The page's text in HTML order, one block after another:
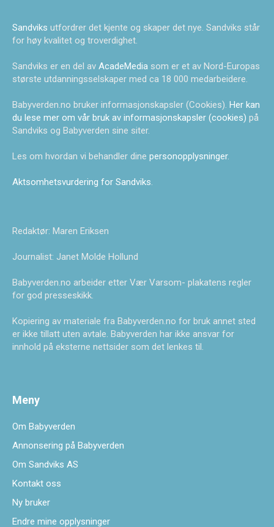
Sandviks utfordrer det kjente og skaper det nye. Sandviks står
for høy kvalitet og troverdighet.
Sandviks er en del av AcadeMedia som er et av Nord-Europas
største utdanningsselskaper med ca 18 000 medarbeidere.
Babyverden.no bruker informasjonskapsler (Cookies). Her kan
du lese mer om vår bruk av informasjonskapsler (cookies) på
Sandviks og Babyverden sine siter.
Les om hvordan vi behandler dine personopplysninger.
Aktsomhetsvurdering for Sandviks.
Redaktør: Maren Eriksen
Journalist: Janet Molde Hollund
Babyverden.no arbeider etter Vær Varsom- plakatens regler
for god presseskikk.
Kopiering av materiale fra Babyverden.no for bruk annet sted
er ikke tillatt uten avtale. Babyverden har ikke ansvar for
innhold på eksterne nettsider som det lenkes til.
Meny
Om Babyverden
Annonsering på Babyverden
Om Sandviks AS
Kontakt oss
Ny bruker
Endre mine opplysninger